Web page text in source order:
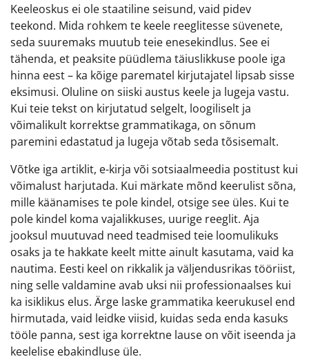
Keeleoskus ei ole staatiline seisund, vaid pidev
teekond. Mida rohkem te keele reeglitesse süvenete,
seda suuremaks muutub teie enesekindlus. See ei
tähenda, et peaksite püüdlema täiuslikkuse poole iga
hinna eest – ka kõige parematel kirjutajatel lipsab sisse
eksimusi. Oluline on siiski austus keele ja lugeja vastu.
Kui teie tekst on kirjutatud selgelt, loogiliselt ja
võimalikult korrektse grammatikaga, on sõnum
paremini edastatud ja lugeja võtab seda tõsisemalt.
Võtke iga artiklit, e-kirja või sotsiaalmeedia postitust kui
võimalust harjutada. Kui märkate mõnd keerulist sõna,
mille käänamises te pole kindel, otsige see üles. Kui te
pole kindel koma vajalikkuses, uurige reeglit. Aja
jooksul muutuvad need teadmised teie loomulikuks
osaks ja te hakkate keelt mitte ainult kasutama, vaid ka
nautima. Eesti keel on rikkalik ja väljendusrikas tööriist,
ning selle valdamine avab uksi nii professionaalses kui
ka isiklikus elus. Ärge laske grammatika keerukusel end
hirmutada, vaid leidke viisid, kuidas seda enda kasuks
tööle panna, sest iga korrektne lause on võit iseenda ja
keelelise ebakindluse üle.